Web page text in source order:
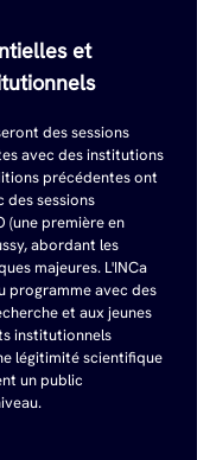
et
des sessions
avec des institutions
précédentes ont
des sessions
(une première en
abordant les
majeures. L'INCa
programme avec des
et aux jeunes
institutionnels
légitimité scientifique
un public